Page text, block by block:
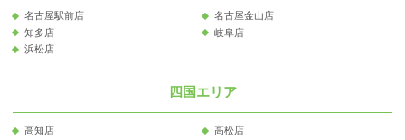
名古屋駅前店
名古屋金山店
知多店
岐阜店
浜松店
四国エリア
高知店 高松店